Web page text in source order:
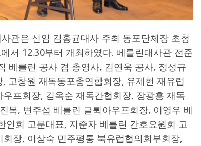
관은 신임 김홍균대사 주최 동포단체장 초청
서 12.30부터 개최하였다. 베를린대사관 전준
베를린 공사 겸 총영사, 김연욱 공사, 정성규
고창원 재독동포총연합회장, 유제헌 재유럽
프회장, 김옥순 재독간협회장, 장광흥 재독
복, 변주섭 베를린 글뤽아우프회장, 이영우 베
인회 고문대표, 지준자 베를린 간호요원회 고
장, 이상숙 민주평통 북유럽협의회부회장,